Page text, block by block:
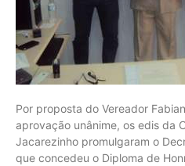
Por proposta do Vereador
aprovação unânime, os edis da
Jacarezinho promulgaram o
que concedeu o Diploma de